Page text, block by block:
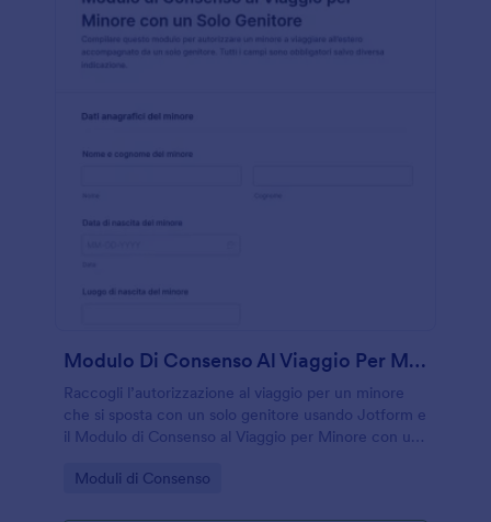
Modulo Di Consenso Al Viaggio Per Minore Con Un Solo Genitore
Raccogli l’autorizzazione al viaggio per un minore
che si sposta con un solo genitore usando Jotform e
il Modulo di Consenso al Viaggio per Minore con un
vogliono gestire la raccolta dati online.
Go to Category:
Moduli di Consenso